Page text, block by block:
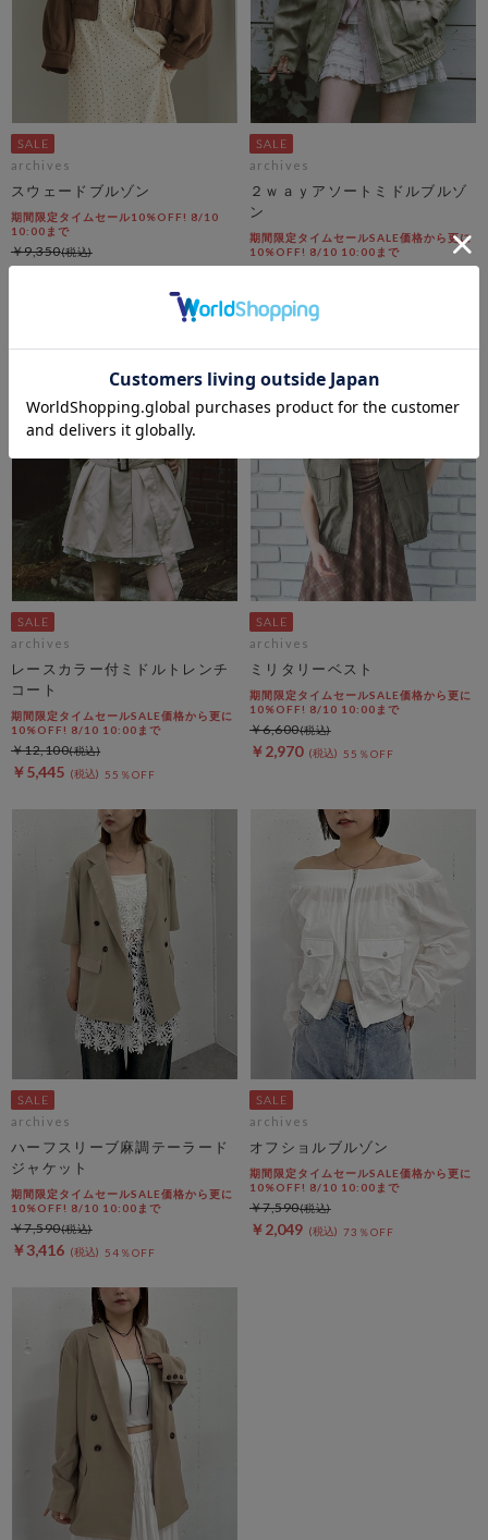
archives
スウェードブルゾン
期間限定タイムセール10%OFF! 8/10
10:00まで
￥8,415
￥9,350
archives
２ｗａｙアソートミドルブルゾ
ン
期間限定タイムセールSALE価格から更に
10%OFF! 8/10 10:00まで
￥11,000
archives
レースカラー付ミドルトレンチ
コート
期間限定タイムセールSALE価格から更に
10%OFF! 8/10 10:00まで
￥5,445 55％OFF
￥12,100
archives
ミリタリーベスト
期間限定タイムセールSALE価格から更に
10%OFF! 8/10 10:00まで
￥2,970 55％OFF
￥6,600
archives
ハーフスリーブ麻調テーラード
ジャケット
期間限定タイムセールSALE価格から更に
10%OFF! 8/10 10:00まで
￥3,416 54％OFF
￥7,590
archives
オフショルブルゾン
期間限定タイムセールSALE価格から更に
10%OFF! 8/10 10:00まで
￥2,049 73％OFF
￥7,590